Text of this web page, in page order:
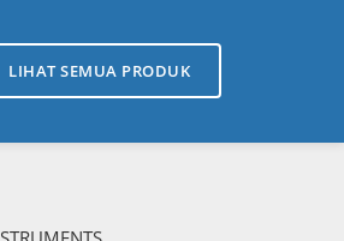
LIHAT SEMUA PRODUK